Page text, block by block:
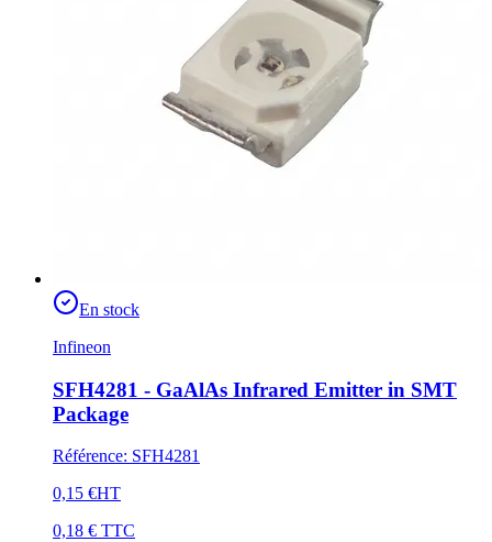
En stock
Infineon
SFH4281 - GaAlAs Infrared Emitter in SMT
Package
Référence: SFH4281
0,15 €HT
0,18 € TTC